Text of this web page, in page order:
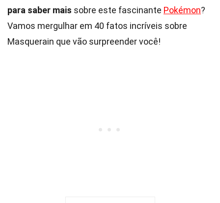
para saber mais sobre este fascinante Pokémon?
Vamos mergulhar em 40 fatos incríveis sobre
Masquerain que vão surpreender você!